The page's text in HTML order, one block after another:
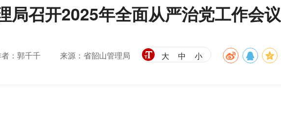
局召开2025年全面从严治党工作会议
：郭千千 来源：省韶山管理局 大 中 小